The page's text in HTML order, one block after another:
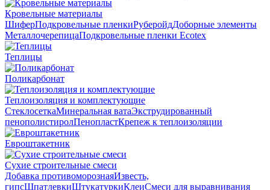
Кровельные материалы
ШиферПодкровельные пленкиРуберойдДоборные элементы
МеталлочерепицаПодкровельные пленки Ecotex
Теплицы
Поликарбонат
Теплоизоляция и комплектующие
СтеклосеткаМинеральная ватаЭкструдированный
пенополистиролПенопластКрепеж к теплоизоляции
Евроштакетник
Сухие строительные смеси
Добавка противоморознаяИзвесть,
гипсШпатлевкиШтукатуркиКлеиСмеси для выравнивания